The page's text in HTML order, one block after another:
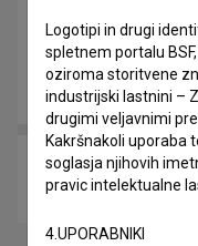
Logotipi in drugi
spletnem portalu
oziroma storitvene
industrijski lastnini –
drugimi veljavnimi
Kakršnakoli uporaba
soglasja njihovih
pravic intelektualne
4.UPORABNIKI